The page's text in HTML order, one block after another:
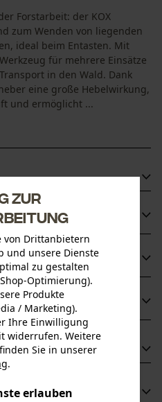
Forstarbeit: der KOX
zum Wenden von liegenden
ideal beim Entasten. Mit
für mehrere Einsätze
in den Wald. Dank
eine große Hebelwirkung,
und ermöglicht ...
Kraft und hilft rückenschonend
von kleineren und
mithilfe des
(PDF)
zur
von Drittanbietern
und unsere Dienste
zu gestalten
Optimierung).
Produkte
/ Marketing).
Ihre Einwilligung
widerrufen. Weitere
Sie in unserer
.
erlaubenBitte